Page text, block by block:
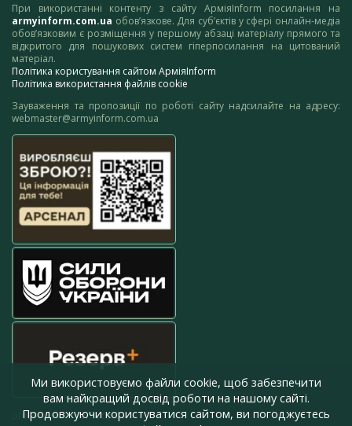
При використанні контенту з сайту АрміяInform посилання на
armyinform.com.ua обов’язкове. Для суб’єктів у сфері онлайн-медіа
обов’язковим є розміщення у першому абзаці матеріалу прямого та
відкритого для пошукових систем гіперпосилання на цитований
матеріал.
Політика користування сайтом АрміяInform
Політика використання файлів cookie
Зауваження та пропозиції по роботі сайту надсилайте на адресу:
webmaster@armyinform.com.ua
press@armyinform.com.ua
Ми використовуємо файли cookie, щоб забезпечити
вам найкращий досвід роботи на нашому сайті.
Продовжуючи користуватися сайтом, ви погоджуєтесь